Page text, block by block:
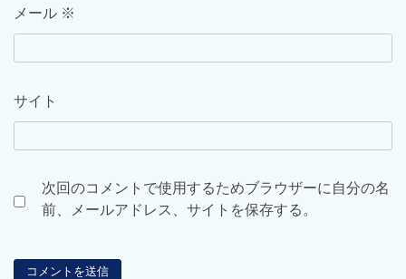
メール ※
サイト
次回のコメントで使用するためブラウザーに自分の名
前、メールアドレス、サイトを保存する。